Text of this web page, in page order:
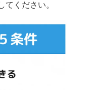
てください。